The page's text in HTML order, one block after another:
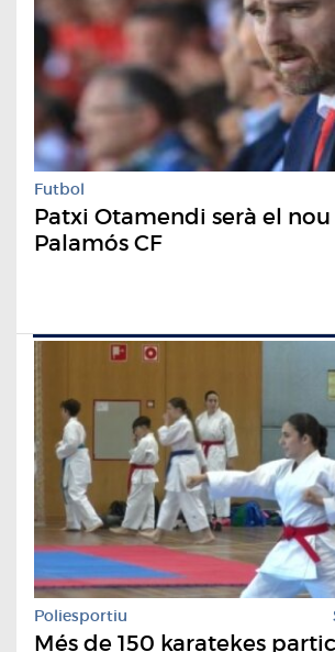
Futbol
Patxi Otamendi serà el
Palamós CF
Poliesportiu
Més de 150 karatekes